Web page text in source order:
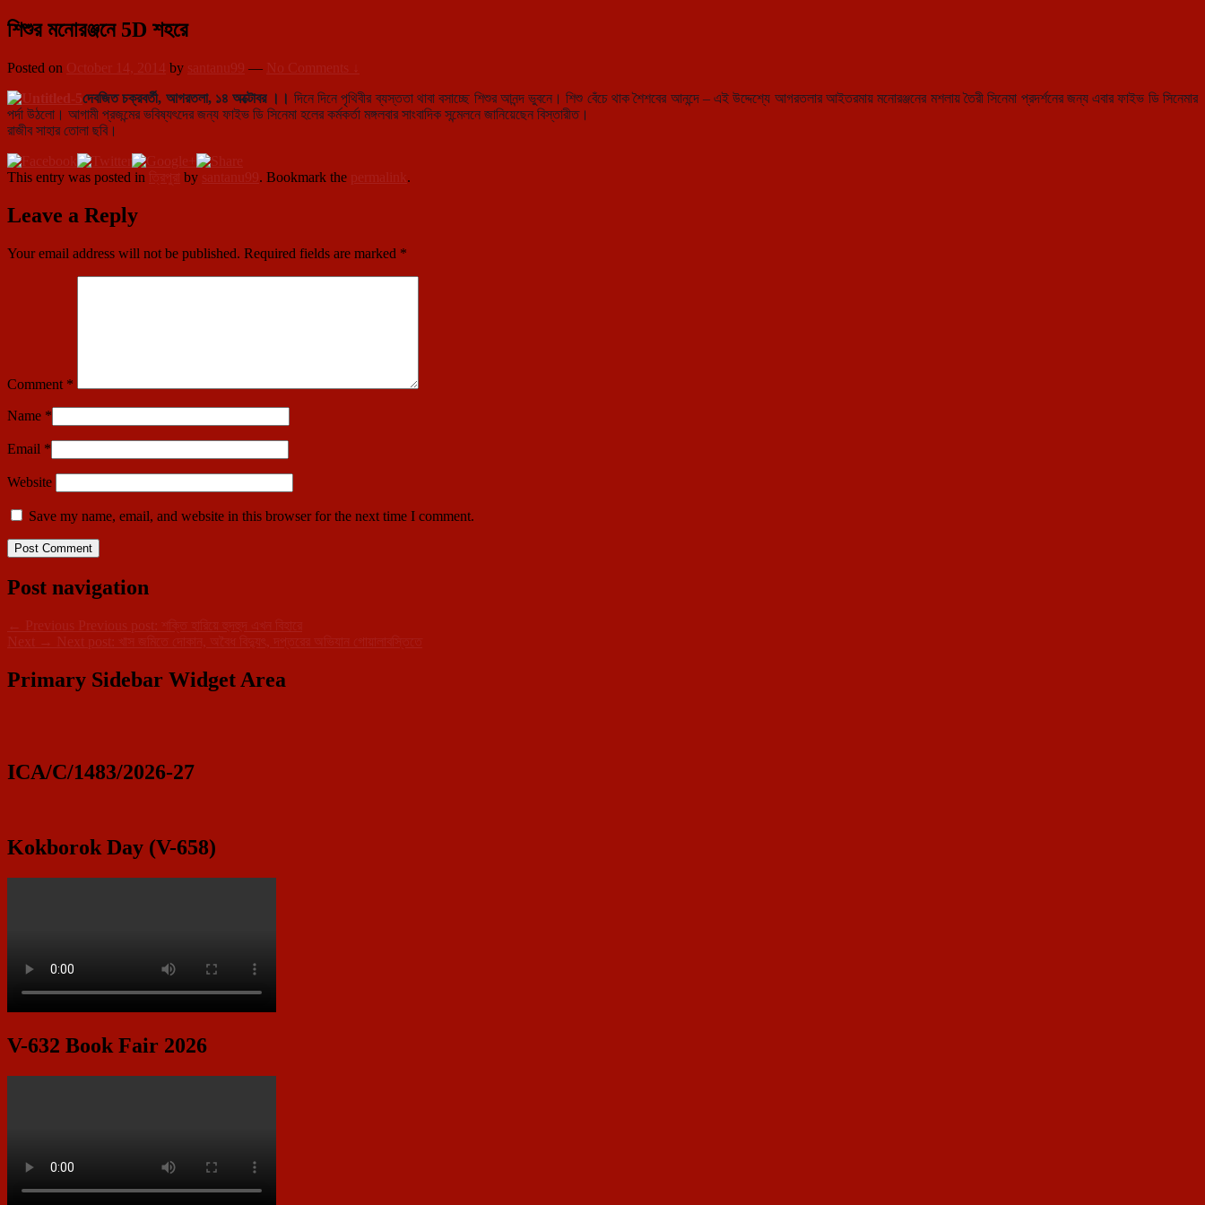
শিশুর মনোরঞ্জনে 5D শহরে
Posted on October 14, 2014 by santanu99 — No Comments ↓
দেবজিত চক্রবর্তী, আগরতলা, ১৪ অক্টোবর ।। দিনে দিনে পৃথিবীর ব্যস্ততা থাবা বসাচ্ছে শিশুর আনন্দ ভুবনে। শিশু বেঁচে থাক শৈশবের আনন্দে – এই উদ্দেশ্যে আগরতলার আইতরমায় মনোরঞ্জনের মশলায় তৈরী সিনেমা প্রদর্শনের জন্য এবার ফাইভ ডি সিনেমার
পর্দা উঠলো। আগামী প্রজন্মের ভবিষ্যৎদের জন্য ফাইভ ডি সিনেমা হলের কর্মকর্তা মঙ্গলবার সাংবাদিক সন্মেলনে জানিয়েছেন বিস্তারীত।
রাজীব সাহার তোলা ছবি।
This entry was posted in ত্রিপুরা by santanu99. Bookmark the permalink.
Leave a Reply
Your email address will not be published. Required fields are marked *
Comment *
Name *
Email *
Website
Save my name, email, and website in this browser for the next time I comment.
Post navigation
← Previous Previous post:
শক্তি হারিয়ে হুদহুদ এখন বিহারে
Next → Next post: খাস জমিতে দোকান, অবৈধ বিদ্যুৎ, দপ্তরের অভিযান গোয়ালাবস্তিতে
Primary Sidebar Widget Area
ICA/C/1483/2026-27
Kokborok Day (V-658)
V-632 Book Fair 2026